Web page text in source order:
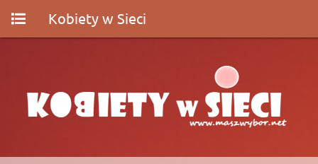
Kobiety w Sieci